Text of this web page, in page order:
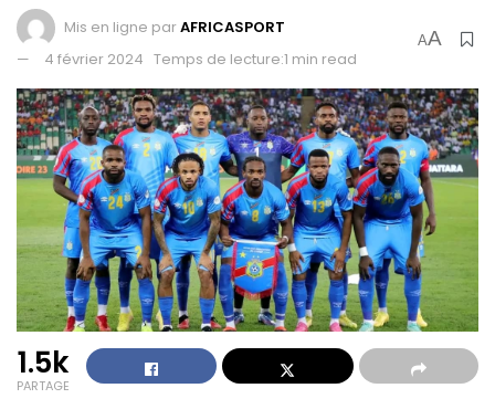
Mis en ligne parAFRICASPORT
4 février 2024 Temps de lecture:1 min read
AA
1.5k
PARTAGE